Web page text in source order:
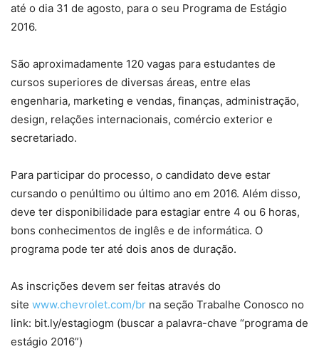
até o dia 31 de agosto, para o seu Programa de Estágio
2016.
São aproximadamente 120 vagas para estudantes de
cursos superiores de diversas áreas, entre elas
engenharia, marketing e vendas, finanças, administração,
design, relações internacionais, comércio exterior e
secretariado.
Para participar do processo, o candidato deve estar
cursando o penúltimo ou último ano em 2016. Além disso,
deve ter disponibilidade para estagiar entre 4 ou 6 horas,
bons conhecimentos de inglês e de informática. O
programa pode ter até dois anos de duração.
As inscrições devem ser feitas através do
site www.chevrolet.com/br na seção Trabalhe Conosco no
link: bit.ly/estagiogm (buscar a palavra-chave “programa de
estágio 2016”)